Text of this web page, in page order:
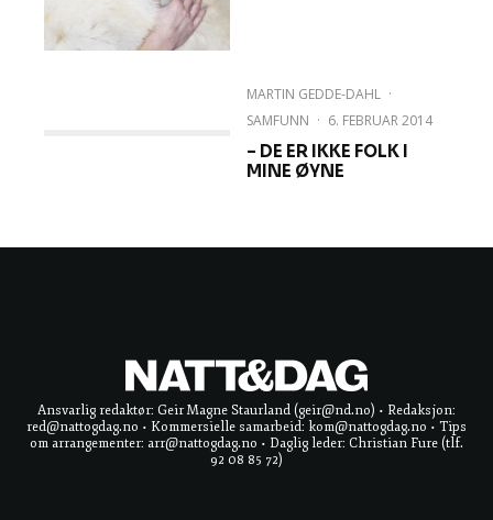
MARTIN GEDDE-DAHL ·
SAMFUNN · 6. FEBRUAR 2014
– DE ER IKKE FOLK I
MINE ØYNE
Ansvarlig redaktør: Geir Magne Staurland (geir@nd.no) • Redaksjon:
red@nattogdag.no • Kommersielle samarbeid: kom@nattogdag.no • Tips
om arrangementer: arr@nattogdag.no • Daglig leder: Christian Fure (tlf.
92 08 85 72)